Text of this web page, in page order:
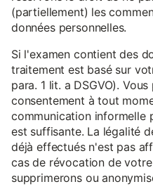
(partiellement) les
données personnelles.
Si l'examen contient des
traitement est basé sur
para. 1 lit. a DSGVO).
consentement à tout
communication informelle
est suffisante. La légalité
déjà effectués n'est pas
cas de révocation de
supprimerons ou